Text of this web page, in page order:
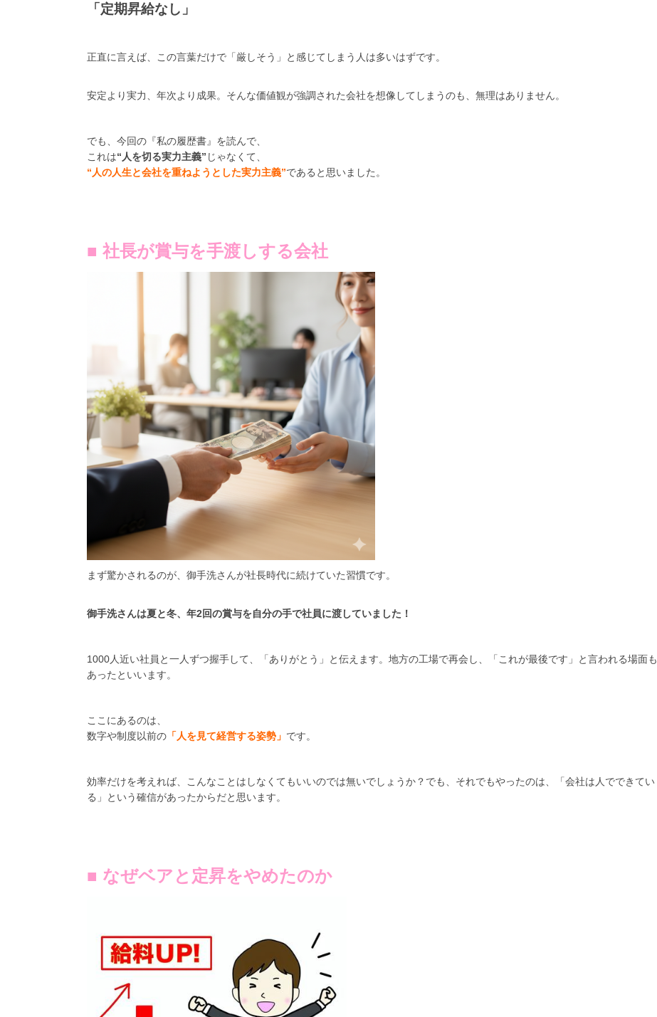
「定期昇給なし」
正直に言えば、この言葉だけで「厳しそう」と感じてしまう人は多いはずです。
安定より実力、年次より成果。そんな価値観が強調された会社を想像してしまうのも、無理はありません。
でも、今回の『私の履歴書』を読んで、
これは“人を切る実力主義” じゃなくて、
“人の人生と会社を重ねようとした実力主義”であると思いました。
■ 社長が賞与を手渡しする会社
まず驚かされるのが、御手洗さんが社長時代に続けていた習慣です。
御手洗さんは夏と冬、年2回の賞与を自分の手で社員に渡していました！
1000人近い社員と一人ずつ握手して、「ありがとう」と伝えます。地方の工場で再会し、「これが最後です」と言われる場面も
あったといいます。
ここにあるのは、
数字や制度以前の 「人を見て経営する姿勢」 です。
効率だけを考えれば、こんなことはしなくてもいいのでは無いでしょうか？でも、それでもやったのは、「会社は人でできてい
る」という確信があったからだと思います。
■ なぜベアと定昇をやめたのか